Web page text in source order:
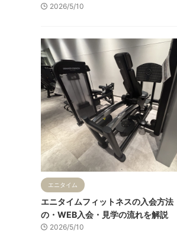
2026/5/10
エニタイム
エニタイムフィットネスの入会方法
の・WEB入会・見学の流れを解説
2026/5/10